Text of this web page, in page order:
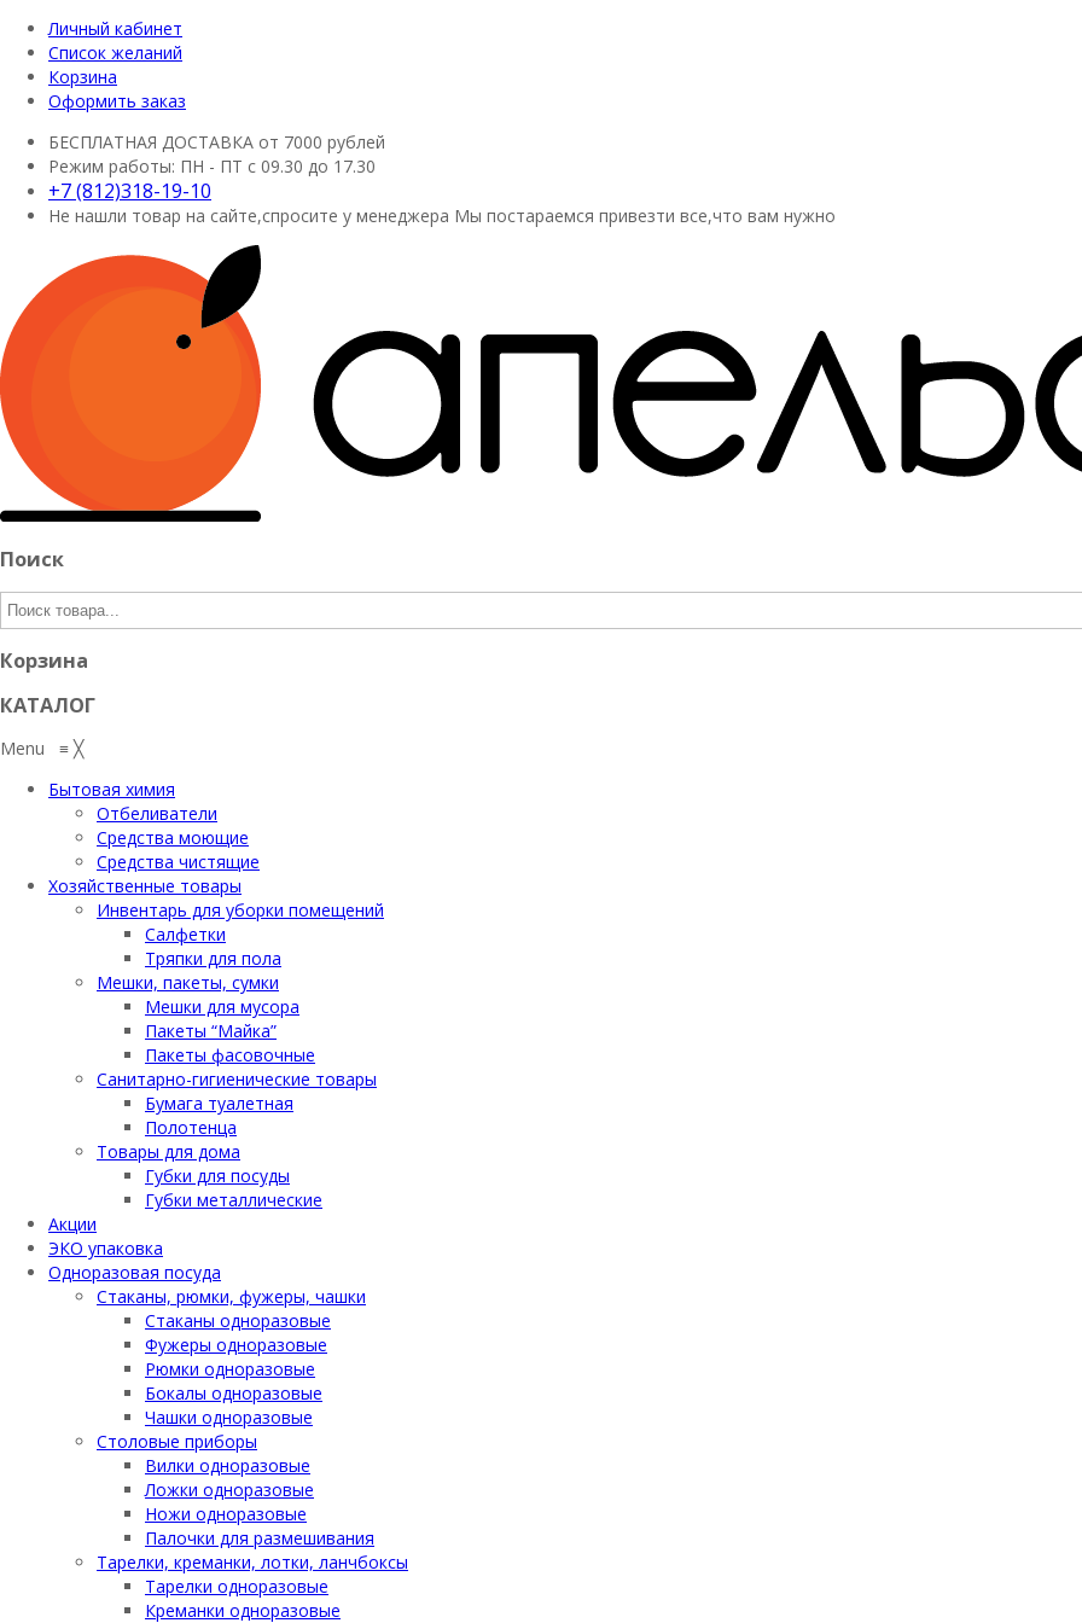
Личный кабинет
Список желаний
Корзина
Оформить заказ
БЕСПЛАТНАЯ ДОСТАВКА от 7000 рублей
Режим работы: ПН - ПТ с 09.30 до 17.30
+7 (812)318-19-10
Не нашли товар на сайте,спросите у менеджера Мы постараемся привезти все,что вам нужно
Поиск
Корзина
КАТАЛОГ
Menu ≡ ╳
Бытовая химия
Отбеливатели
Средства моющие
Средства чистящие
Хозяйственные товары
Инвентарь для уборки помещений
Салфетки
Тряпки для пола
Мешки, пакеты, сумки
Мешки для мусора
Пакеты “Майка”
Пакеты фасовочные
Санитарно-гигиенические товары
Бумага туалетная
Полотенца
Товары для дома
Губки для посуды
Губки металлические
Акции
ЭКО упаковка
Одноразовая посуда
Стаканы, рюмки, фужеры, чашки
Стаканы одноразовые
Фужеры одноразовые
Рюмки одноразовые
Бокалы одноразовые
Чашки одноразовые
Столовые приборы
Вилки одноразовые
Ложки одноразовые
Ножи одноразовые
Палочки для размешивания
Тарелки, креманки, лотки, ланчбоксы
Тарелки одноразовые
Креманки одноразовые